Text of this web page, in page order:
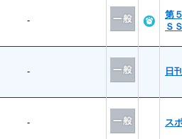
-
第
Ｓ
- 日
- ス